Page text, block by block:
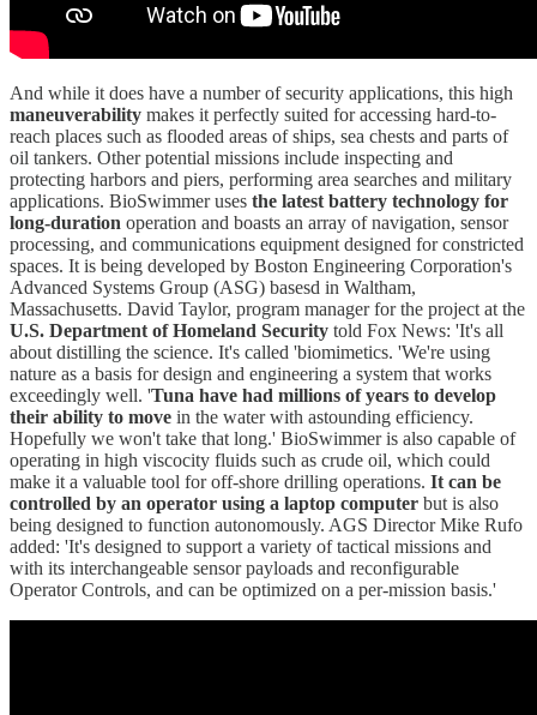
And while it does have a number of security applications, this high
maneuverability makes it perfectly suited for accessing hard-to-
reach places such as flooded areas of ships, sea chests and parts of
oil tankers. Other potential missions include inspecting and
protecting harbors and piers, performing area searches and military
applications. BioSwimmer uses the latest battery technology for
long-duration operation and boasts an array of navigation, sensor
processing, and communications equipment designed for constricted
spaces. It is being developed by Boston Engineering Corporation's
Advanced Systems Group (ASG) basesd in Waltham,
Massachusetts. David Taylor, program manager for the project at the
U.S. Department of Homeland Security told Fox News: 'It's all
about distilling the science. It's called 'biomimetics. 'We're using
nature as a basis for design and engineering a system that works
exceedingly well. 'Tuna have had millions of years to develop
their ability to move in the water with astounding efficiency.
Hopefully we won't take that long.' BioSwimmer is also capable of
operating in high viscocity fluids such as crude oil, which could
make it a valuable tool for off-shore drilling operations. It can be
controlled by an operator using a laptop computer but is also
being designed to function autonomously. AGS Director Mike Rufo
added: 'It's designed to support a variety of tactical missions and
with its interchangeable sensor payloads and reconfigurable
Operator Controls, and can be optimized on a per-mission basis.'